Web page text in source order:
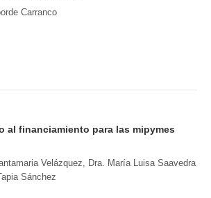
Carranco
al financiamiento para las mipymes
Velázquez, Dra. María Luisa Saavedra
Sánchez